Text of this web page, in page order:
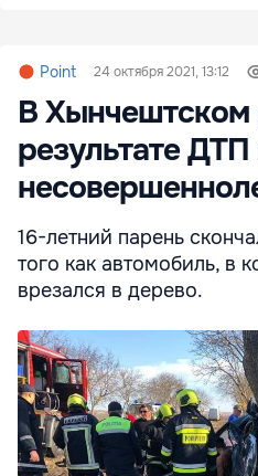
Point 24 октября 2021, 13:12
В Хынчештском
результате ДТП
16-летний парень
того как автомобиль, в
врезался в дерево.